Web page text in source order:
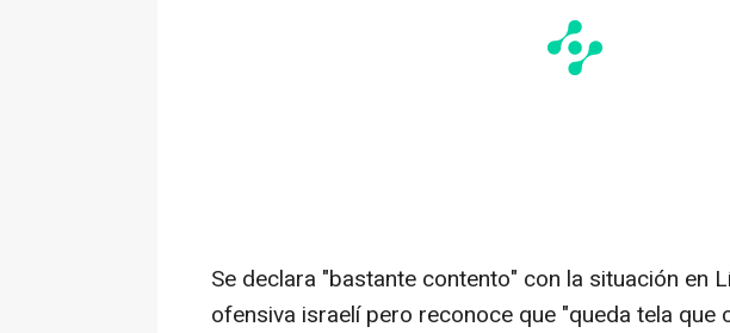
Se declara "bastante contento" con la situación en
ofensiva israelí pero reconoce que "queda tela que